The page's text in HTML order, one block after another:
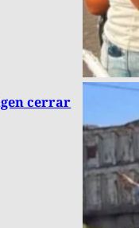
cerrar